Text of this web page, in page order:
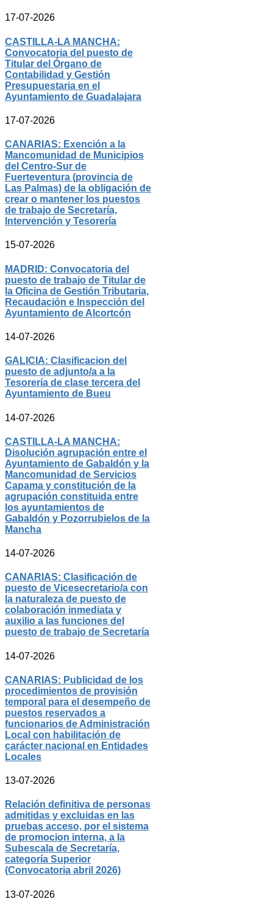
17-07-2026
CASTILLA-LA MANCHA:
Convocatoria del puesto de
Titular del Órgano de
Contabilidad y Gestión
Presupuestaria en el
Ayuntamiento de Guadalajara
17-07-2026
CANARIAS: Exención a la
Mancomunidad de Municipios
del Centro-Sur de
Fuerteventura (provincia de
Las Palmas) de la obligación de
crear o mantener los puestos
de trabajo de Secretaría,
Intervención y Tesorería
15-07-2026
MADRID: Convocatoria del
puesto de trabajo de Titular de
la Oficina de Gestión Tributaria,
Recaudación e Inspección del
Ayuntamiento de Alcortcón
14-07-2026
GALICIA: Clasificacion del
puesto de adjunto/a a la
Tesorería de clase tercera del
Ayuntamiento de Bueu
14-07-2026
CASTILLA-LA MANCHA:
Disolución agrupación entre el
Ayuntamiento de Gabaldón y la
Mancomunidad de Servicios
Capama y constitución de la
agrupación constituida entre
los ayuntamientos de
Gabaldón y Pozorrubielos de la
Mancha
14-07-2026
CANARIAS: Clasificación de
puesto de Vicesecretario/a con
la naturaleza de puesto de
colaboración inmediata y
auxilio a las funciones del
puesto de trabajo de Secretaría
14-07-2026
CANARIAS: Publicidad de los
procedimientos de provisión
temporal para el desempeño de
puestos reservados a
funcionarios de Administración
Local con habilitación de
carácter nacional en Entidades
Locales
13-07-2026
Relación definitiva de personas
admitidas y excluidas en las
pruebas acceso, por el sistema
de promocion interna, a la
Subescala de Secretaría,
categoría Superior
(Convocatoria abril 2026)
13-07-2026